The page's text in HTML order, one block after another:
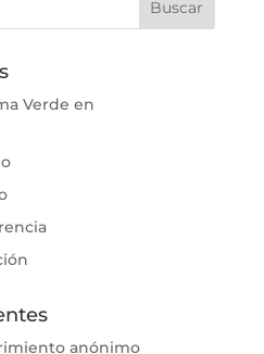
Verde en
anónimo